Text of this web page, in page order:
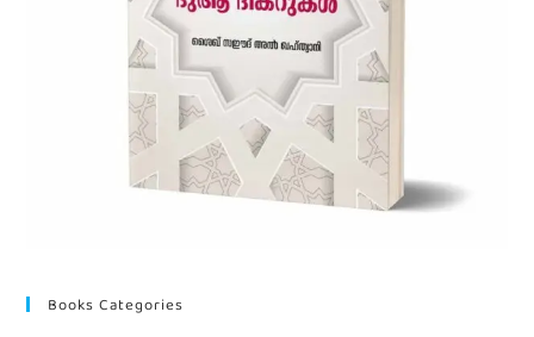
Books Categories